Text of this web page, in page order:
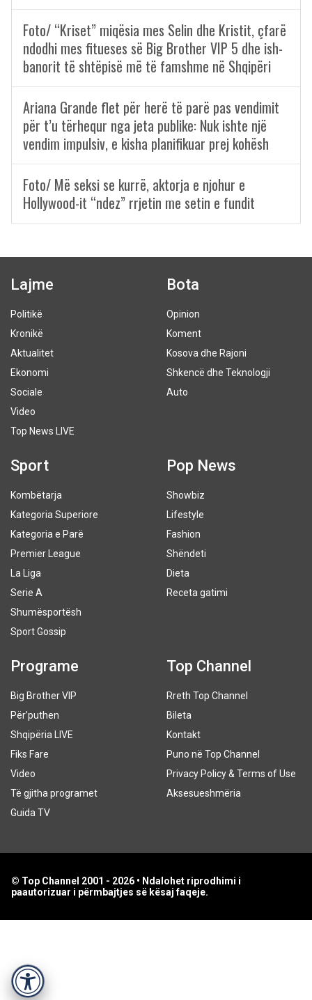
Foto/ “Kriset” miqësia mes Selin dhe Kristit, çfarë
ndodhi mes fitueses së Big Brother VIP 5 dhe ish-
banorit të shtëpisë më të famshme në Shqipëri
Ariana Grande flet për herë të parë pas vendimit
për t’u tërhequr nga jeta publike: Nuk ishte një
vendim impulsiv, e kisha planifikuar prej kohësh
Foto/ Më seksi se kurrë, aktorja e njohur e
Hollywood-it “ndez” rrjetin me setin e fundit
Lajme
Politikë
Kronikë
Aktualitet
Ekonomi
Sociale
Video
Top News LIVE
Bota
Opinion
Koment
Kosova dhe Rajoni
Shkencë dhe Teknologji
Auto
Sport
Kombëtarja
Kategoria Superiore
Kategoria e Parë
Premier League
La Liga
Serie A
Shumësportësh
Sport Gossip
Pop News
Showbiz
Lifestyle
Fashion
Shëndeti
Dieta
Receta gatimi
Programe
Big Brother VIP
Për’puthen
Shqipëria LIVE
Fiks Fare
Video
Të gjitha programet
Guida TV
Top Channel
Rreth Top Channel
Bileta
Kontakt
Puno në Top Channel
Privacy Policy & Terms of Use
Aksesueshmëria
© Top Channel 2001 - 2026 • Ndalohet riprodhimi i
paautorizuar i përmbajtjes së kësaj faqeje.